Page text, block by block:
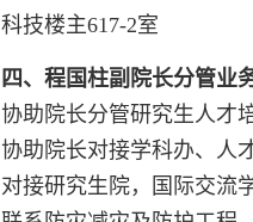
科技楼主617-2室
四、 程国柱副院长分管业
协助院长分管研究生人才
协助院长对接学科办、人
对接研究生院，国际交流